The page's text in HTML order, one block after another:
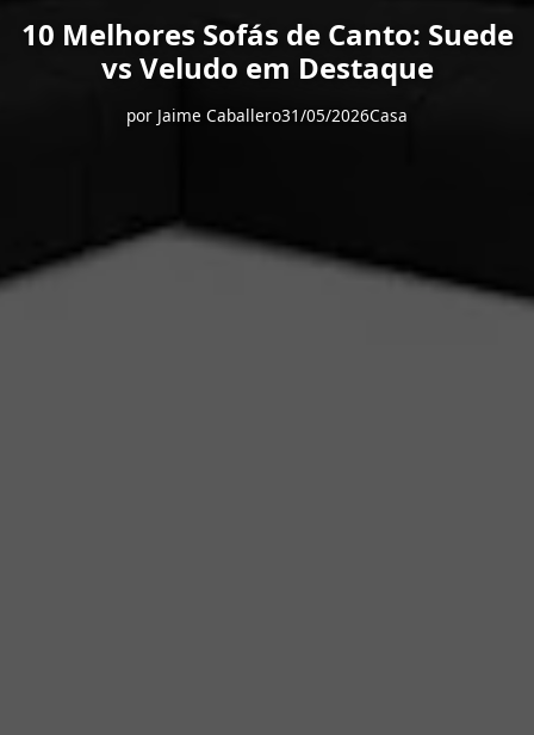
10 Melhores Sofás de Canto: Suede
vs Veludo em Destaque
por Jaime Caballero31/05/2026Casa